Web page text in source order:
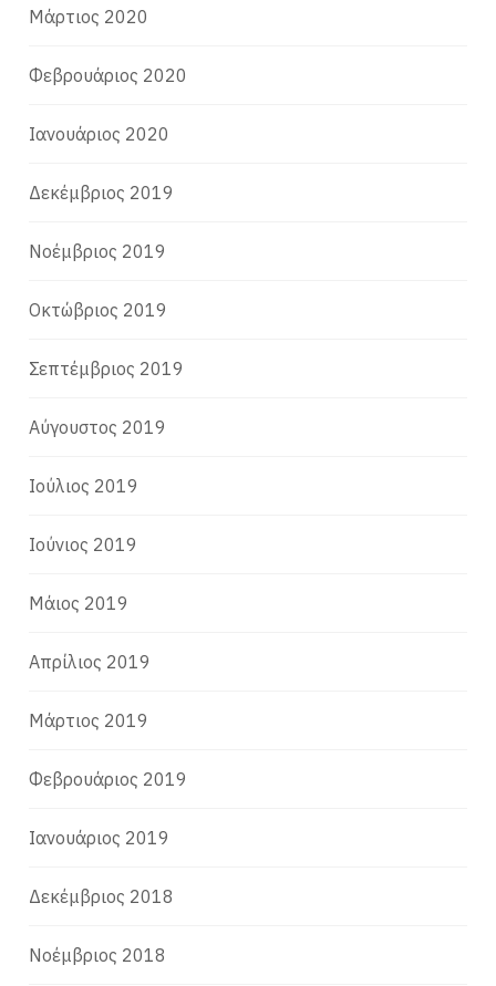
Μάρτιος 2020
Φεβρουάριος 2020
Ιανουάριος 2020
Δεκέμβριος 2019
Νοέμβριος 2019
Οκτώβριος 2019
Σεπτέμβριος 2019
Αύγουστος 2019
Ιούλιος 2019
Ιούνιος 2019
Μάιος 2019
Απρίλιος 2019
Μάρτιος 2019
Φεβρουάριος 2019
Ιανουάριος 2019
Δεκέμβριος 2018
Νοέμβριος 2018